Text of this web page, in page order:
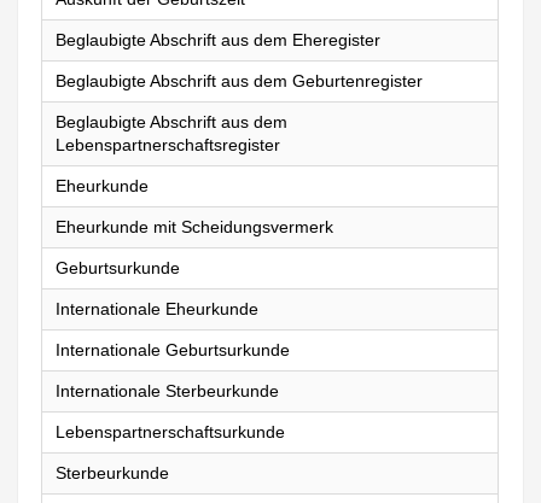
Beglaubigte Abschrift aus dem Eheregister
Beglaubigte Abschrift aus dem Geburtenregister
Beglaubigte Abschrift aus dem
Lebenspartnerschaftsregister
Eheurkunde
Eheurkunde mit Scheidungsvermerk
Geburtsurkunde
Internationale Eheurkunde
Internationale Geburtsurkunde
Internationale Sterbeurkunde
Lebenspartnerschaftsurkunde
Sterbeurkunde